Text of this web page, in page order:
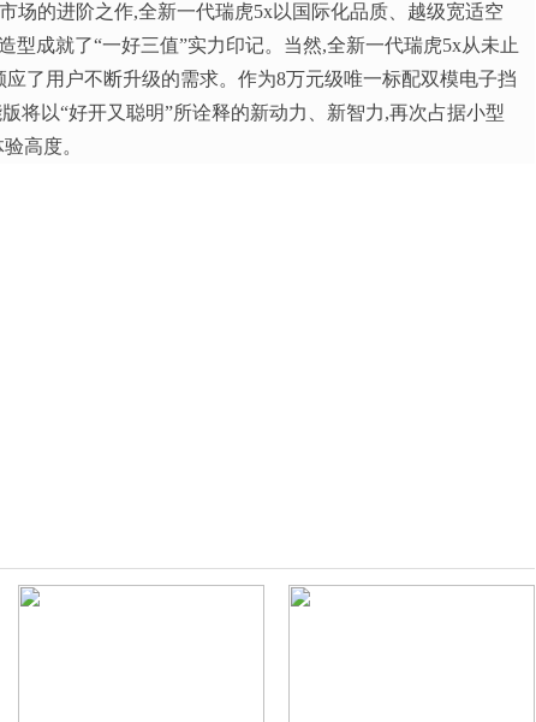
场的进阶之作,全新一代瑞虎5x以国际化品质、越级宽适空
型成就了“一好三值”实力印记。当然,全新一代瑞虎5x从未止
了用户不断升级的需求。作为8万元级唯一标配双模电子挡
将以“好开又聪明”所诠释的新动力、新智力,再次占据小型
高度。